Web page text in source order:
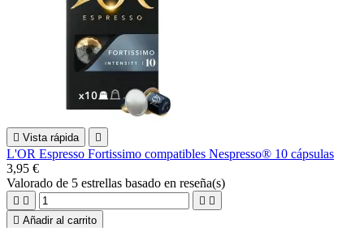
 Vista rápida 
L'OR Espresso Fortissimo compatibles Nespresso® 10 cápsulas
3,95 €
Valorado de 5 estrellas basado en reseña(s)
   
 Añadir al carrito